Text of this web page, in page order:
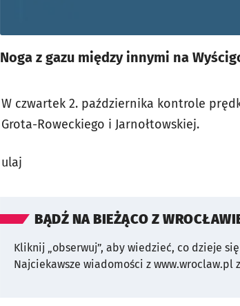
Noga z gazu między innymi na
W czwartek 2. października kontrole
Grota-Roweckiego i Jarnołtowskiej.
ulaj
BĄDŹ NA BIEŻĄCO Z
Kliknij „obserwuj”, aby wiedzieć, co dzieje się
Najciekawsze wiadomości z www.wroclaw.pl